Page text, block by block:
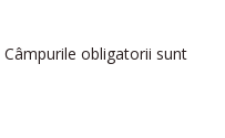
Câmpurile obligatorii sunt